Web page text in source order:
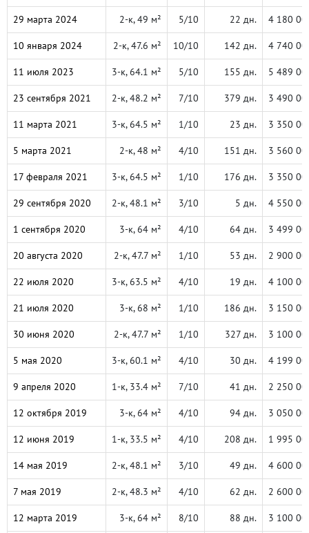
29 марта 2024 2-к, 49 м² 5/10 22 дн. 4 180
10 января 2024 2-к, 47.6 м² 10/10 142 дн. 4 740
11 июля 2023 3-к, 64.1 м² 5/10 155 дн. 5 489
23 сентября 2021 2-к, 48.2 м² 7/10 379 дн. 3 490
11 марта 2021 3-к, 64.5 м² 1/10 23 дн. 3 350
5 марта 2021 2-к, 48 м² 4/10 151 дн. 3 560
17 февраля 2021 3-к, 64.5 м² 1/10 176 дн. 3 350
29 сентября 2020 2-к, 48.1 м² 3/10 5 дн. 4 550
1 сентября 2020 3-к, 64 м² 4/10 64 дн. 3 499
20 августа 2020 2-к, 47.7 м² 1/10 53 дн. 2 900
22 июля 2020 3-к, 63.5 м² 4/10 19 дн. 4 100
21 июля 2020 3-к, 68 м² 1/10 186 дн. 3 150
30 июня 2020 2-к, 47.7 м² 1/10 327 дн. 3 100
5 мая 2020 3-к, 60.1 м² 4/10 30 дн. 4 199
9 апреля 2020 1-к, 33.4 м² 7/10 41 дн. 2 250
12 октября 2019 3-к, 64 м² 4/10 94 дн. 3 050
12 июня 2019 1-к, 33.5 м² 4/10 208 дн. 1 995
14 мая 2019 2-к, 48.1 м² 3/10 49 дн. 4 600
7 мая 2019 2-к, 48.3 м² 4/10 62 дн. 2 600
12 марта 2019 3-к, 64 м² 8/10 88 дн. 3 100